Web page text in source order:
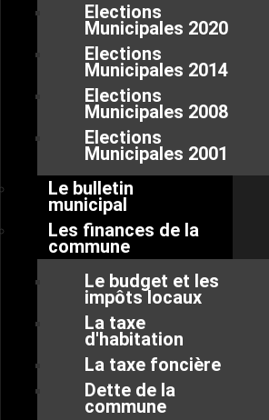
Elections
Municipales 2020
Elections
Municipales 2014
Elections
Municipales 2008
Elections
Municipales 2001
Le bulletin
municipal
Les finances de la
commune
Le budget et les
impôts locaux
La taxe
d'habitation
La taxe foncière
Dette de la
commune